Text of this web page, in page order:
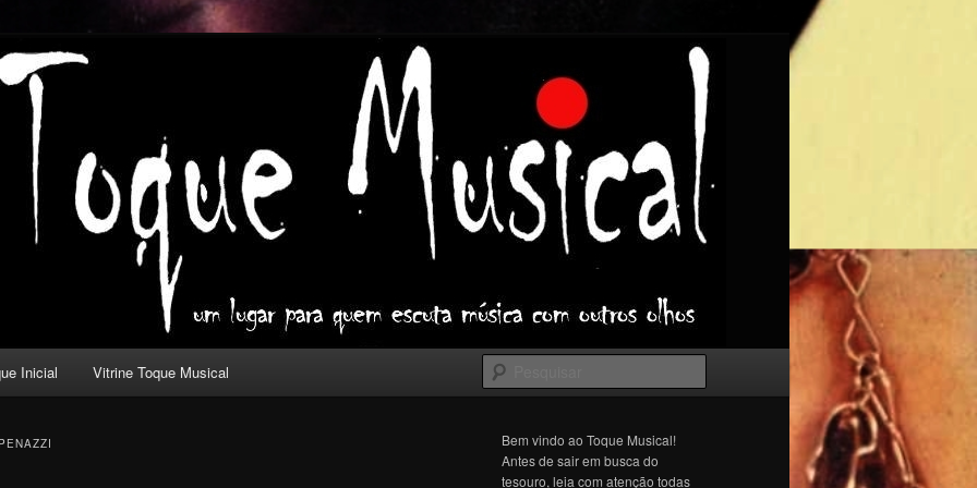
com outros olhos.
Inicial Vitrine Toque Musical
Bem vindo ao Toque Musical!
Antes de sair em busca do
tesouro, leia com atenção todas